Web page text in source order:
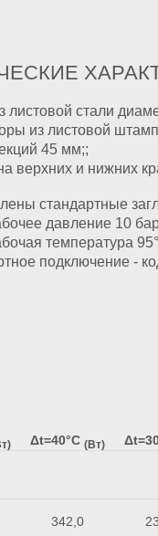
листовой стали
из листовой
45 мм;;
верхних и нижних
стандартные
давление 10
температура
подключение -
Δt=40°C (Вт)
342,0